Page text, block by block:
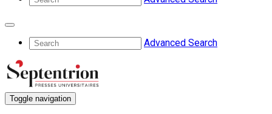
Advanced Search
Toggle navigation